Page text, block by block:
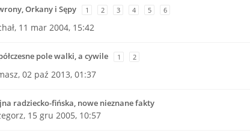
Orkany i Sępy 1 2 3 4 5 6
11 mar 2004, 15:42
pole walki, a cywile 1 2
02 paź 2013, 01:37
radziecko-fińska, nowe nieznane fakty
15 gru 2005, 10:57